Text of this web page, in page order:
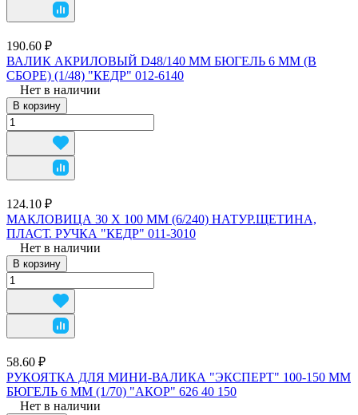
190.60 ₽
ВАЛИК АКРИЛОВЫЙ D48/140 ММ БЮГЕЛЬ 6 ММ (В
СБОРЕ) (1/48) "КЕДР" 012-6140
Нет в наличии
В корзину
124.10 ₽
МАКЛОВИЦА 30 Х 100 ММ (6/240) НАТУР.ЩЕТИНА,
ПЛАСТ. РУЧКА "КЕДР" 011-3010
Нет в наличии
В корзину
58.60 ₽
РУКОЯТКА ДЛЯ МИНИ-ВАЛИКА "ЭКСПЕРТ" 100-150 ММ
БЮГЕЛЬ 6 ММ (1/70) "АКОР" 626 40 150
Нет в наличии